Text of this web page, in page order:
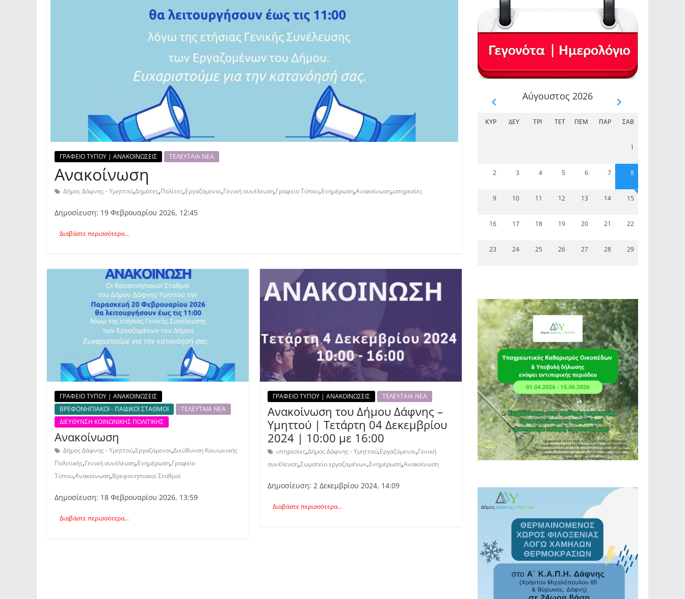
ΓΡΑΦΕΙΟ ΤΥΠΟΥ | ΑΝΑΚΟΙΝΩΣΕΙΣ ΤΕΛΕΥΤΑΙΑ ΝΕΑ
Ανακοίνωση
Δήμος Δάφνης - Υμηττού,Δημότες,Πολίτες,Εργαζόμενοι,Γενική συνέλευση,Γραφείο Τύπου,Ενημέρωση,Ανακοίνωση,υπηρεσίες
Δημοσίευση: 19 Φεβρουαρίου 2026, 12:45
Διαβάστε περισσότερα...
ΓΡΑΦΕΙΟ ΤΥΠΟΥ | ΑΝΑΚΟΙΝΩΣΕΙΣ
ΒΡΕΦΟΝΗΠΙΑΚΟΙ - ΠΑΙΔΙΚΟΙ ΣΤΑΘΜΟΙ
ΤΕΛΕΥΤΑΙΑ ΝΕΑ
ΔΙΕΥΘΥΝΣΗ ΚΟΙΝΩΝΙΚΗΣ ΠΟΛΙΤΙΚΗΣ
Ανακοίνωση
Δήμος Δάφνης - Υμηττού,Εργαζόμενοι,Διεύθυνση Κοινωνικής
Πολιτικής,Γενική συνέλευση,Ενημέρωση,Γραφείο
Τύπου,Ανακοίνωση,Βρεφονηπιακοί Σταθμοί
Δημοσίευση: 18 Φεβρουαρίου 2026, 13:59
Διαβάστε περισσότερα...
ΓΡΑΦΕΙΟ ΤΥΠΟΥ | ΑΝΑΚΟΙΝΩΣΕΙΣ ΤΕΛΕΥΤΑΙΑ ΝΕΑ
Ανακοίνωση του Δήμου Δάφνης –
Υμηττού | Τετάρτη 04 Δεκεμβρίου
2024 | 10:00 με 16:00
υπηρεσίες,Δήμος Δάφνης - Υμηττού,Εργαζόμενοι,Γενική
συνέλευση,Σωματείο εργαζομένων,Ενημέρωση,Ανακοίνωση
Δημοσίευση: 2 Δεκεμβρίου 2024, 14:09
Διαβάστε περισσότερα...
Αύγουστος 2026
ΚΥΡ ΔΕΥ ΤΡΊ ΤΕΤ ΠΈΜ ΠΑΡ ΣΆΒ
1
2 3 4 5 6 7 8
9 10 11 12 13 14 15
16 17 18 19 20 21 22
23 24 25 26 27 28 29